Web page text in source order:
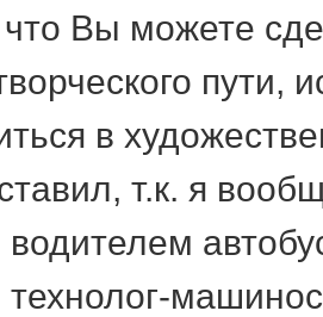
что Вы можете
пути,
в
т.к. я
водителем
технолог-